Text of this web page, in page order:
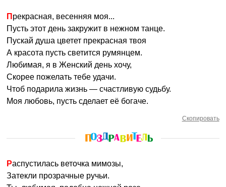
Прекрасная, весенняя моя...
Пусть этот день закружит в нежном танце.
Пускай душа цветет прекрасная твоя
А красота пусть светится румянцем.
Любимая, я в Женский день хочу,
Скорее пожелать тебе удачи.
Чтоб подарила жизнь — счастливую судьбу.
Моя любовь, пусть сделает её богаче.
Скопировать
Распустилась веточка мимозы,
Затекли прозрачные ручьи.